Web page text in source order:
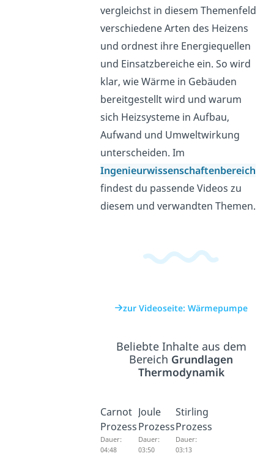
vergleichst in diesem Themenfeld
verschiedene Arten des Heizens
und ordnest ihre Energiequellen
und Einsatzbereiche ein. So wird
klar, wie Wärme in Gebäuden
bereitgestellt wird und warum
sich Heizsysteme in Aufbau,
Aufwand und Umweltwirkung
unterscheiden. Im
Ingenieurwissenschaftenbereich
findest du passende Videos zu
diesem und verwandten Themen.
zur Videoseite: Wärmepumpe
Beliebte Inhalte aus dem
Bereich Grundlagen
Thermodynamik
Carnot
Prozess
Dauer:
04:48
Joule
Prozess
Dauer:
03:50
Stirling
Prozess
Dauer:
03:13